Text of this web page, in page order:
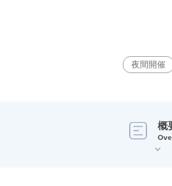
夜間開催
概